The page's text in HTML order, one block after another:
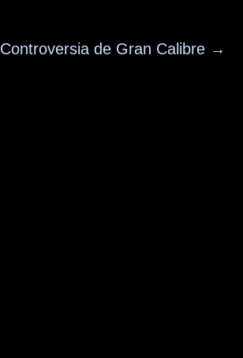
Controversia de Gran Calibre →